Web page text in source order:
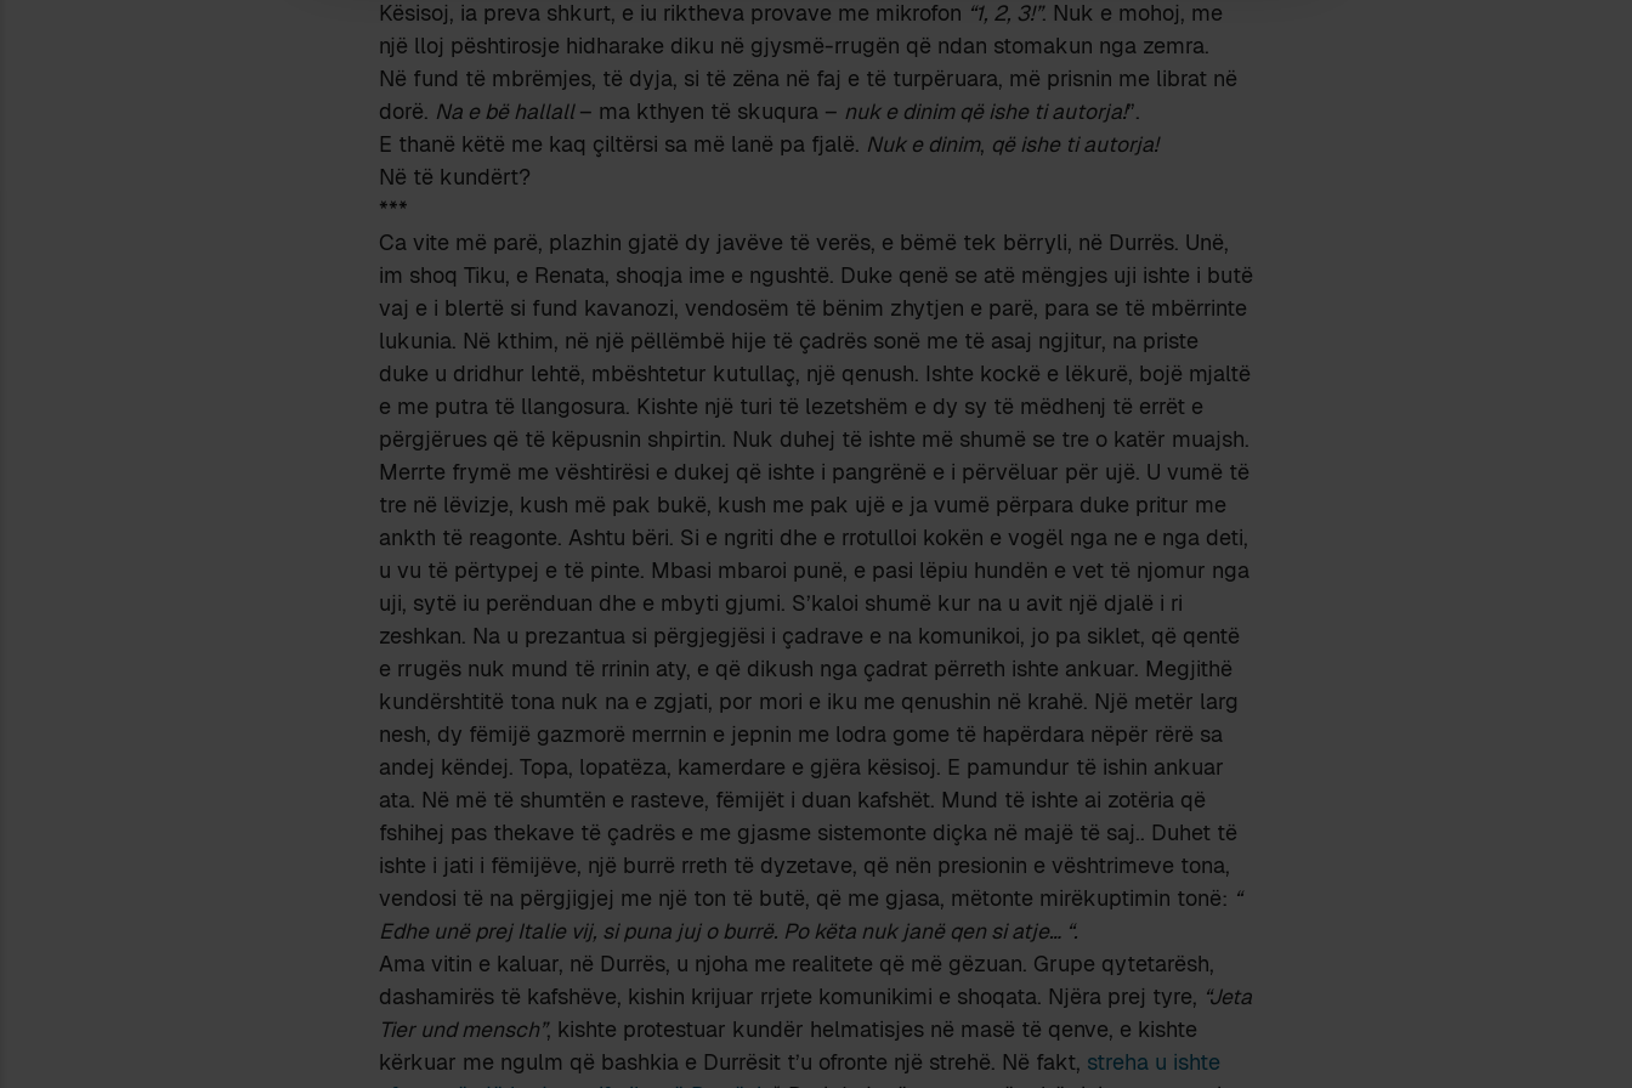
Kësisoj, ia preva shkurt, e iu riktheva provave me mikrofon “1, 2, 3!”. Nuk e mohoj, me
një lloj pështirosje hidharake diku në gjysmë-rrugën që ndan stomakun nga zemra.
Në fund të mbrëmjes, të dyja, si të zëna në faj e të turpëruara, më prisnin me librat në
dorë. Na e bë hallall– ma kthyen të skuqura – nuk e dinim që ishe ti autorja!”.
E thanë këtë me kaq çiltërsi sa më lanë pa fjalë. Nuk e dinim, që ishe ti autorja!
Në të kundërt?
***
Ca vite më parë, plazhin gjatë dy javëve të verës, e bëmë tek bërryli, në Durrës. Unë,
im shoq Tiku, e Renata, shoqja ime e ngushtë. Duke qenë se atë mëngjes uji ishte i butë
vaj e i blertë si fund kavanozi, vendosëm të bënim zhytjen e parë, para se të mbërrinte
lukunia. Në kthim, në një pëllëmbë hije të çadrës sonë me të asaj ngjitur, na priste
duke u dridhur lehtë, mbështetur kutullaç, një qenush. Ishte kockë e lëkurë, bojë mjaltë
e me putra të llangosura. Kishte një turi të lezetshëm e dy sy të mëdhenj të errët e
përgjërues që të këpusnin shpirtin. Nuk duhej të ishte më shumë se tre o katër muajsh.
Merrte frymë me vështirësi e dukej që ishte i pangrënë e i përvëluar për ujë. U vumë të
tre në lëvizje, kush më pak bukë, kush me pak ujë e ja vumë përpara duke pritur me
ankth të reagonte. Ashtu bëri. Si e ngriti dhe e rrotulloi kokën e vogël nga ne e nga deti,
u vu të përtypej e të pinte. Mbasi mbaroi punë, e pasi lëpiu hundën e vet të njomur nga
uji, sytë iu perënduan dhe e mbyti gjumi. S’kaloi shumë kur na u avit një djalë i ri
zeshkan. Na u prezantua si përgjegjësi i çadrave e na komunikoi, jo pa siklet, që qentë
e rrugës nuk mund të rrinin aty, e që dikush nga çadrat përreth ishte ankuar. Megjithë
kundërshtitë tona nuk na e zgjati, por mori e iku me qenushin në krahë. Një metër larg
nesh, dy fëmijë gazmorë merrnin e jepnin me lodra gome të hapërdara nëpër rërë sa
andej këndej. Topa, lopatëza, kamerdare e gjëra kësisoj. E pamundur të ishin ankuar
ata. Në më të shumtën e rasteve, fëmijët i duan kafshët. Mund të ishte ai zotëria që
fshihej pas thekave të çadrës e me gjasme sistemonte diçka në majë të saj.. Duhet të
ishte i jati i fëmijëve, një burrë rreth të dyzetave, që nën presionin e vështrimeve tona,
vendosi të na përgjigjej me një ton të butë, që me gjasa, mëtonte mirëkuptimin tonë: “
Edhe unë prej Italie vij, si puna juj o burrë. Po këta nuk janë qen si atje… “.
Ama vitin e kaluar, në Durrës, u njoha me realitete që më gëzuan. Grupe qytetarësh,
dashamirës të kafshëve, kishin krijuar rrjete komunikimi e shoqata. Njëra prej tyre, “Jeta
Tier und mensch”, kishte protestuar kundër helmatisjes në masë të qenve, e kishte
kërkuar me ngulm që bashkia e Durrësit t’u ofronte një strehë. Në fakt, streha u ishte